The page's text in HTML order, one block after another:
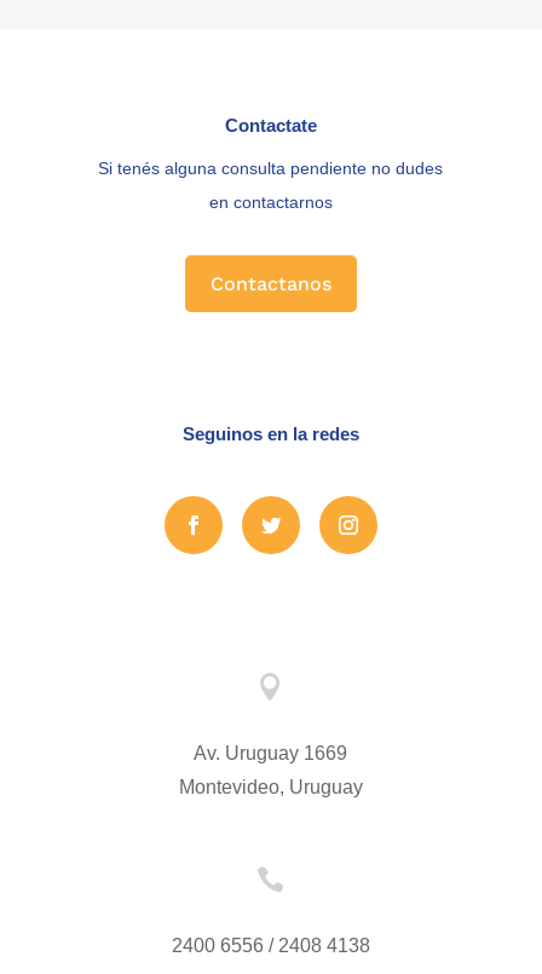
Contactate
Si tenés alguna consulta pendiente no dudes
en contactarnos
Contactanos
Seguinos en la redes

Av. Uruguay 1669
Montevideo, Uruguay

2400 6556 / 2408 4138